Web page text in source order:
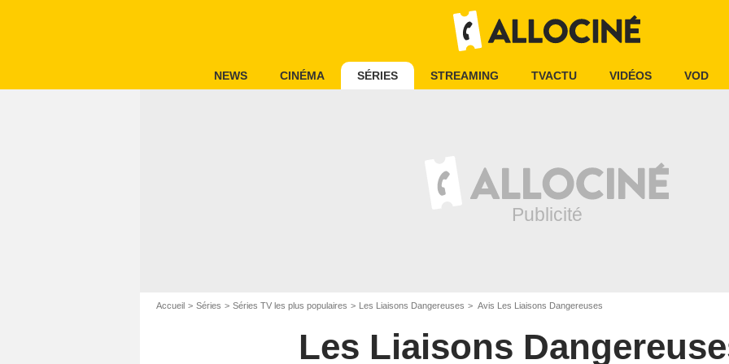
NEWS CINÉMA SÉRIES STREAMING TVACTU VIDÉOS VOD
Accueil Séries Séries TV les plus populaires Les Liaisons Dangereuses Avis Les Liaisons Dangereuses
Les Liaisons